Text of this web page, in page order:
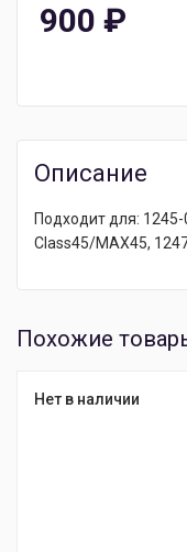
900 ₽
Описание
Подходит для:
Class45/MAX45,
Похожие
Нет в наличии